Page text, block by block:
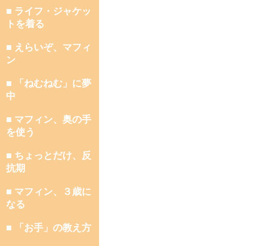
■ ライフ・ジャケッ
トを着る
■ えらいぞ、マフィ
ン
■ 「ねむねむ」に夢
中
■ マフィン、奥の手
を使う
■ ちょっとだけ、反
抗期
■ マフィン、３歳に
なる
■ 「お手」の教え方